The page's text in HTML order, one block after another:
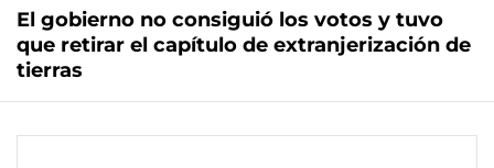
El gobierno no consiguió los votos y tuvo
que retirar el capítulo de extranjerización de
tierras